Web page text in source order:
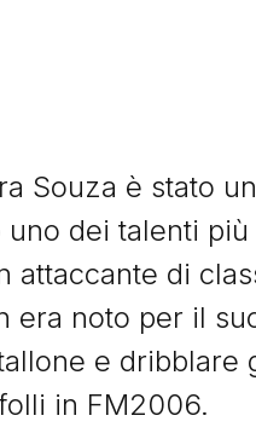
Souza è stato
uno dei talenti
attaccante di
era noto per il
e dribblare
in FM2006.
2000 alla
Aghahowa
virtuale che
05 Gennaio
Federico
Football
mai
Leggi il